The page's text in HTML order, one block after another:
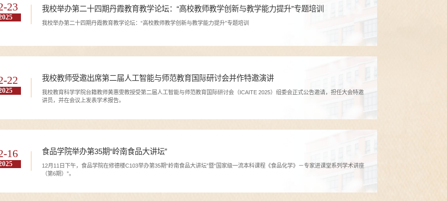
23 我校举办第二十四期丹霞教育教学论坛：“高校教师教学创新与教学能力提升”专题培训
我校举办第二十四期丹霞教育教学论坛：“高校教师教学创新与教学能力提升”专题培训
22 我校教师受邀出席第二届人工智能与师范教育国际研讨会并作特邀演讲
我校教育科学学院台籍教师黄惠雯教授受第二届人工智能与师范教育国际研讨会（ICAITE 2025）组委会正式公告邀请，担任大会特邀
讲员，并在会议上发表学术报告。
16 食品学院举办第35期“岭南食品大讲坛”
12月11日下午，食品学院在修德楼C103举办第35期“岭南食品大讲坛”暨“国家级一流本科课程《食品化学》－专家进课堂系列学术讲座
（第6期）”。